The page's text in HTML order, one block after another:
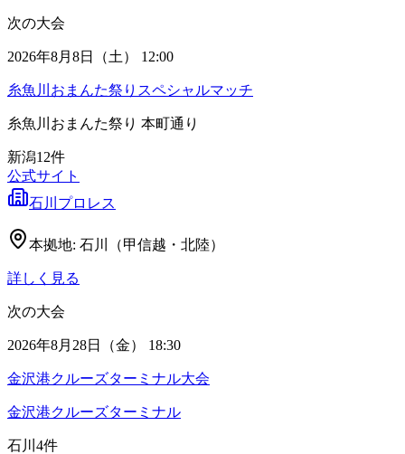
次の大会
2026年8月8日（土） 12:00
糸魚川おまんた祭りスペシャルマッチ
糸魚川おまんた祭り 本町通り
新潟12件
公式サイト
石川プロレス
本拠地: 石川（甲信越・北陸）
詳しく見る
次の大会
2026年8月28日（金） 18:30
金沢港クルーズターミナル大会
金沢港クルーズターミナル
石川 4件